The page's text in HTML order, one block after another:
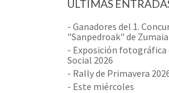
ÚLTIMAS
- Ganadores del 1.
"Sanpedroak" de Zumaia
- Exposición fotográfica
Social 2026
- Rally de Primavera
- Este miércoles